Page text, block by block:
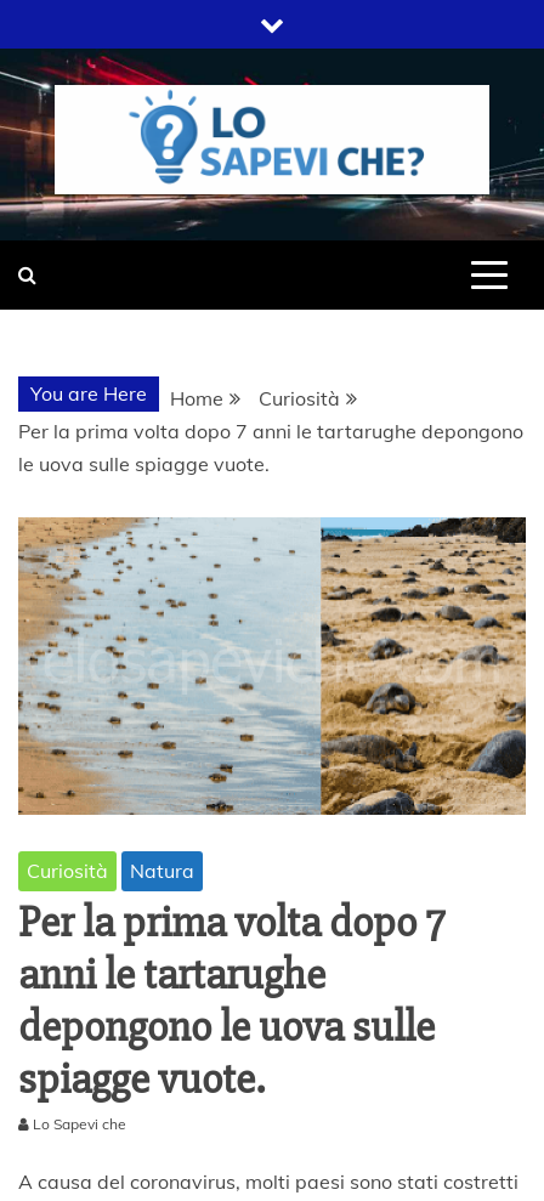
to
content
LO SAPEVI
CHE?
SITO WEB DEL GRUPPO LIFELIVE
You are Here Home
Curiosità
Per la prima volta dopo 7 anni le tartarughe depongono
le uova sulle spiagge vuote.
Curiosità Natura
Per la prima volta dopo 7
anni le tartarughe
depongono le uova sulle
spiagge vuote.
M
Lo Sapevi che
A causa del coronavirus, molti paesi sono stati costretti